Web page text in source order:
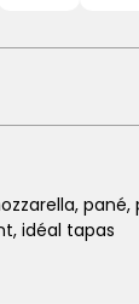
pané,
idéal tapas